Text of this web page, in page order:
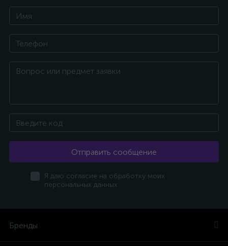
Отправить сообщение
Я даю согласие на обработку моих
персональных данных
Бренды